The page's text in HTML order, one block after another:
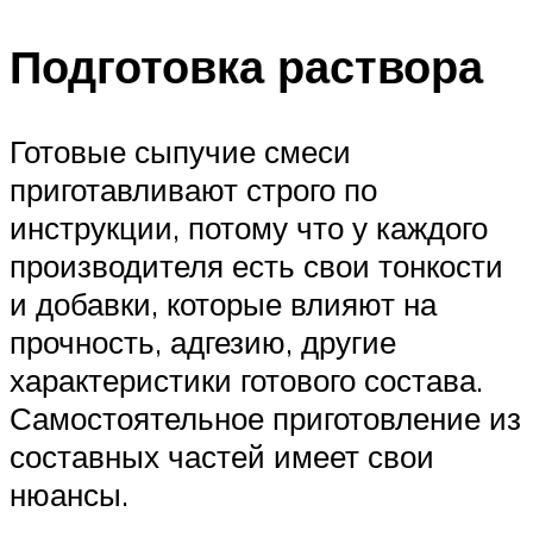
Подготовка раствора
Готовые сыпучие смеси
приготавливают строго по
инструкции, потому что у каждого
производителя есть свои тонкости
и добавки, которые влияют на
прочность, адгезию, другие
характеристики готового состава.
Самостоятельное приготовление из
составных частей имеет свои
нюансы.